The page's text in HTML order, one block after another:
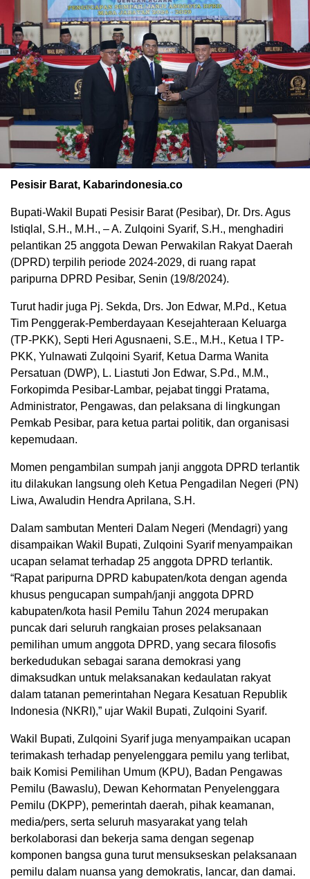
Pesisir Barat, Kabarindonesia.co
Bupati-Wakil Bupati Pesisir Barat (Pesibar), Dr. Drs. Agus
Istiqlal, S.H., M.H., – A. Zulqoini Syarif, S.H., menghadiri
pelantikan 25 anggota Dewan Perwakilan Rakyat Daerah
(DPRD) terpilih periode 2024-2029, di ruang rapat
paripurna DPRD Pesibar, Senin (19/8/2024).
Turut hadir juga Pj. Sekda, Drs. Jon Edwar, M.Pd., Ketua
Tim Penggerak-Pemberdayaan Kesejahteraan Keluarga
(TP-PKK), Septi Heri Agusnaeni, S.E., M.H., Ketua I TP-
PKK, Yulnawati Zulqoini Syarif, Ketua Darma Wanita
Persatuan (DWP), L. Liastuti Jon Edwar, S.Pd., M.M.,
Forkopimda Pesibar-Lambar, pejabat tinggi Pratama,
Administrator, Pengawas, dan pelaksana di lingkungan
Pemkab Pesibar, para ketua partai politik, dan organisasi
kepemudaan.
Momen pengambilan sumpah janji anggota DPRD terlantik
itu dilakukan langsung oleh Ketua Pengadilan Negeri (PN)
Liwa, Awaludin Hendra Aprilana, S.H.
Dalam sambutan Menteri Dalam Negeri (Mendagri) yang
disampaikan Wakil Bupati, Zulqoini Syarif menyampaikan
ucapan selamat terhadap 25 anggota DPRD terlantik.
“Rapat paripurna DPRD kabupaten/kota dengan agenda
khusus pengucapan sumpah/janji anggota DPRD
kabupaten/kota hasil Pemilu Tahun 2024 merupakan
puncak dari seluruh rangkaian proses pelaksanaan
pemilihan umum anggota DPRD, yang secara filosofis
berkedudukan sebagai sarana demokrasi yang
dimaksudkan untuk melaksanakan kedaulatan rakyat
dalam tatanan pemerintahan Negara Kesatuan Republik
Indonesia (NKRI),” ujar Wakil Bupati, Zulqoini Syarif.
Wakil Bupati, Zulqoini Syarif juga menyampaikan ucapan
terimakash terhadap penyelenggara pemilu yang terlibat,
baik Komisi Pemilihan Umum (KPU), Badan Pengawas
Pemilu (Bawaslu), Dewan Kehormatan Penyelenggara
Pemilu (DKPP), pemerintah daerah, pihak keamanan,
media/pers, serta seluruh masyarakat yang telah
berkolaborasi dan bekerja sama dengan segenap
komponen bangsa guna turut mensukseskan pelaksanaan
pemilu dalam nuansa yang demokratis, lancar, dan damai.